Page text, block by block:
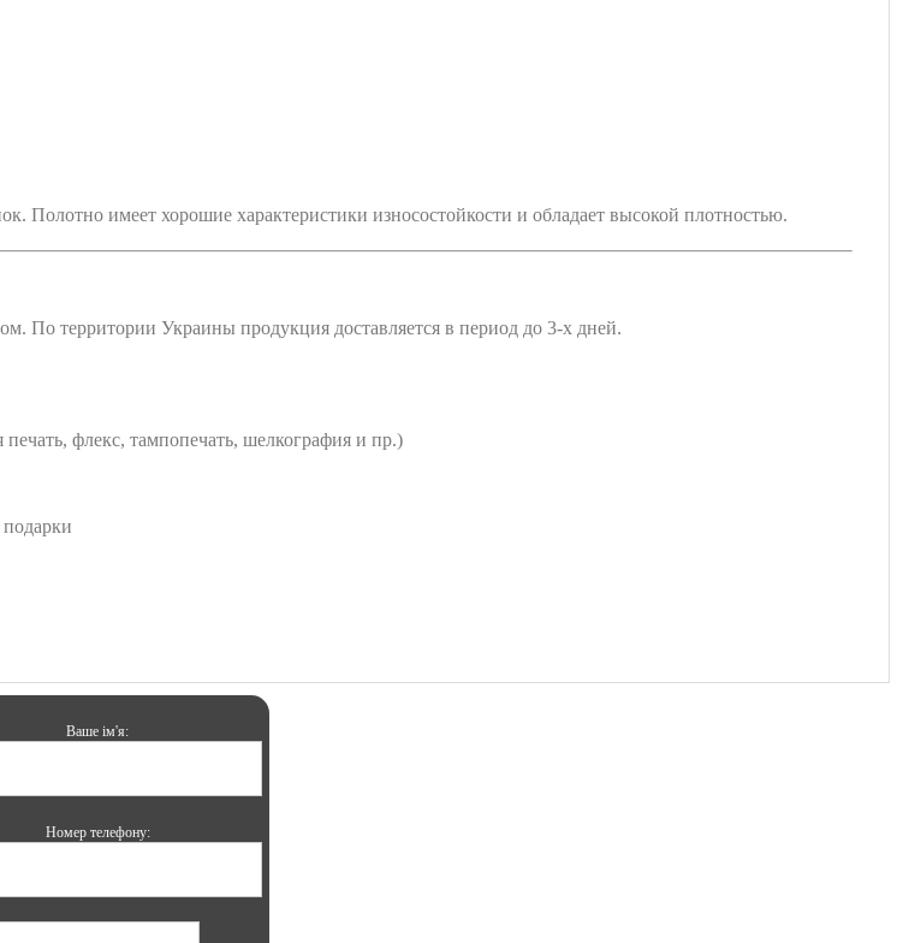
Полотно имеет хорошие характеристики износостойкости и обладает высокой плотностью.
По территории Украины продукция доставляется в период до 3-х дней.
флекс, тампопечать, шелкография и пр.)
Ваше ім'я:
Номер телефону: